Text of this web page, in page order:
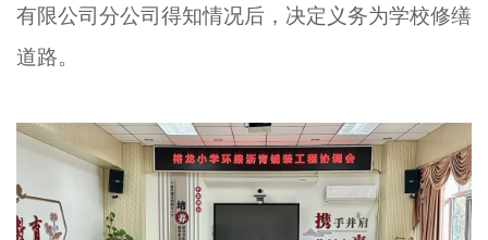
有限公司分公司得知情况后，决定义务为学校修缮
道路。